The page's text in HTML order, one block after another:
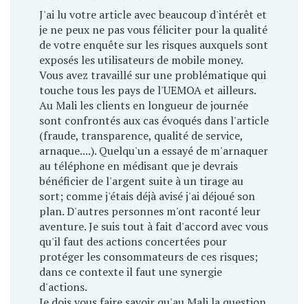
J'ai lu votre article avec beaucoup d'intérêt et
je ne peux ne pas vous féliciter pour la qualité
de votre enquête sur les risques auxquels sont
exposés les utilisateurs de mobile money.
Vous avez travaillé sur une problématique qui
touche tous les pays de l'UEMOA et ailleurs.
Au Mali les clients en longueur de journée
sont confrontés aux cas évoqués dans l'article
(fraude, transparence, qualité de service,
arnaque....). Quelqu'un a essayé de m'arnaquer
au téléphone en médisant que je devrais
bénéficier de l'argent suite à un tirage au
sort; comme j'étais déjà avisé j'ai déjoué son
plan. D'autres personnes m'ont raconté leur
aventure. Je suis tout à fait d'accord avec vous
qu'il faut des actions concertées pour
protéger les consommateurs de ces risques;
dans ce contexte il faut une synergie
d'actions.